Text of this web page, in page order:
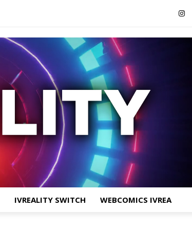
IVREALITY SWITCH WEBCOMICS IVREA